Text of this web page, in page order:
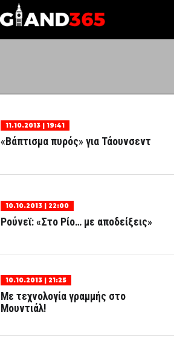
11.10.2013 | 19:41
«Βάπτισμα πυρός» για Τάουνσεντ
10.10.2013 | 22:00
Ρούνεϊ: «Στο Ρίο… με αποδείξεις»
10.10.2013 | 21:25
Με τεχνολογία γραμμής στο
Μουντιάλ!